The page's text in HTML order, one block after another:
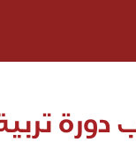
دورة